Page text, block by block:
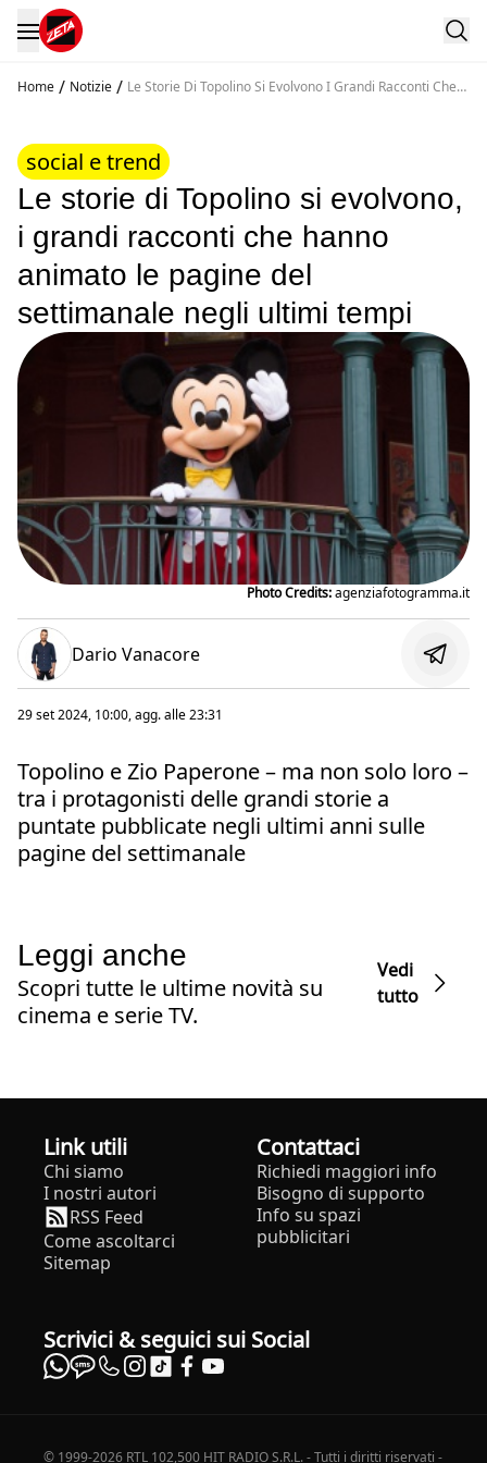
Home / Notizie / Le Storie Di Topolino Si Evolvono I Grandi Racconti Che
social e trend
Le storie di Topolino si evolvono,
i grandi racconti che hanno
animato le pagine del
settimanale negli ultimi tempi
Photo Credits:agenziafotogramma.it
Dario Vanacore
29 set 2024, 10:00, agg. alle23:31
Topolino e Zio Paperone – ma non solo loro –
tra i protagonisti delle grandi storie a
puntate pubblicate negli ultimi anni sulle
pagine del settimanale
Leggi anche
Scopri tutte le ultime novità su
cinema e serie TV.
Vedi
tutto
Link utili
Chi siamo
I nostri autori
RSS Feed
Come ascoltarci
Sitemap
Contattaci
Richiedi maggiori info
Bisogno di supporto
Info su spazi
pubblicitari
Scrivici & seguici sui Social
© 1999-2026 RTL 102,500 HIT RADIO S.R.L. - Tutti i diritti riservati -